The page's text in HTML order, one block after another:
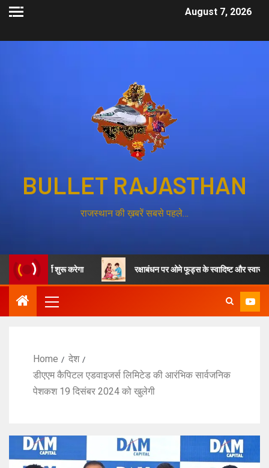
August 7, 2026
BULLET RAJASTHAN
राजस्थान की ख़बरें सबसे पहले…
की भर्ती शुरू करेगा रक्षाबंधन पर ओमे फूड्स के स्वादिष्ट और
Home
देश
डीएएम कैपिटल एडवाइजर्स लिमिटेड की आरंभिक सार्वजनिक
पेशकश 19 दिसंबर 2024 को खुलेगी